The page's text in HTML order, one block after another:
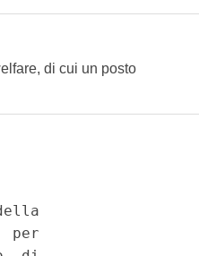
di cui un posto